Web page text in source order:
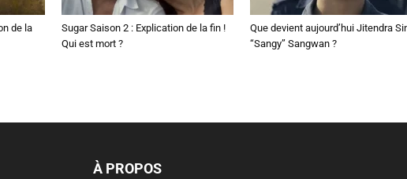
de la
Sugar Saison 2 : Explication de la fin !
Qui est mort ?
Que devient aujourd’hui Jitendra
“Sangy” Sangwan ?
À PROPOS